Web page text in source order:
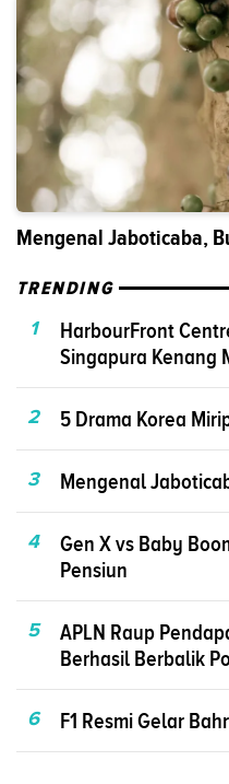
Mengenal Jaboticaba,
TRENDING
1
HarbourFront
Singapura Kenang
2 5 Drama Korea
3 Mengenal
4
Gen X vs Baby
Pensiun
5
APLN Raup
Berhasil Berbalik
6 F1 Resmi Gelar